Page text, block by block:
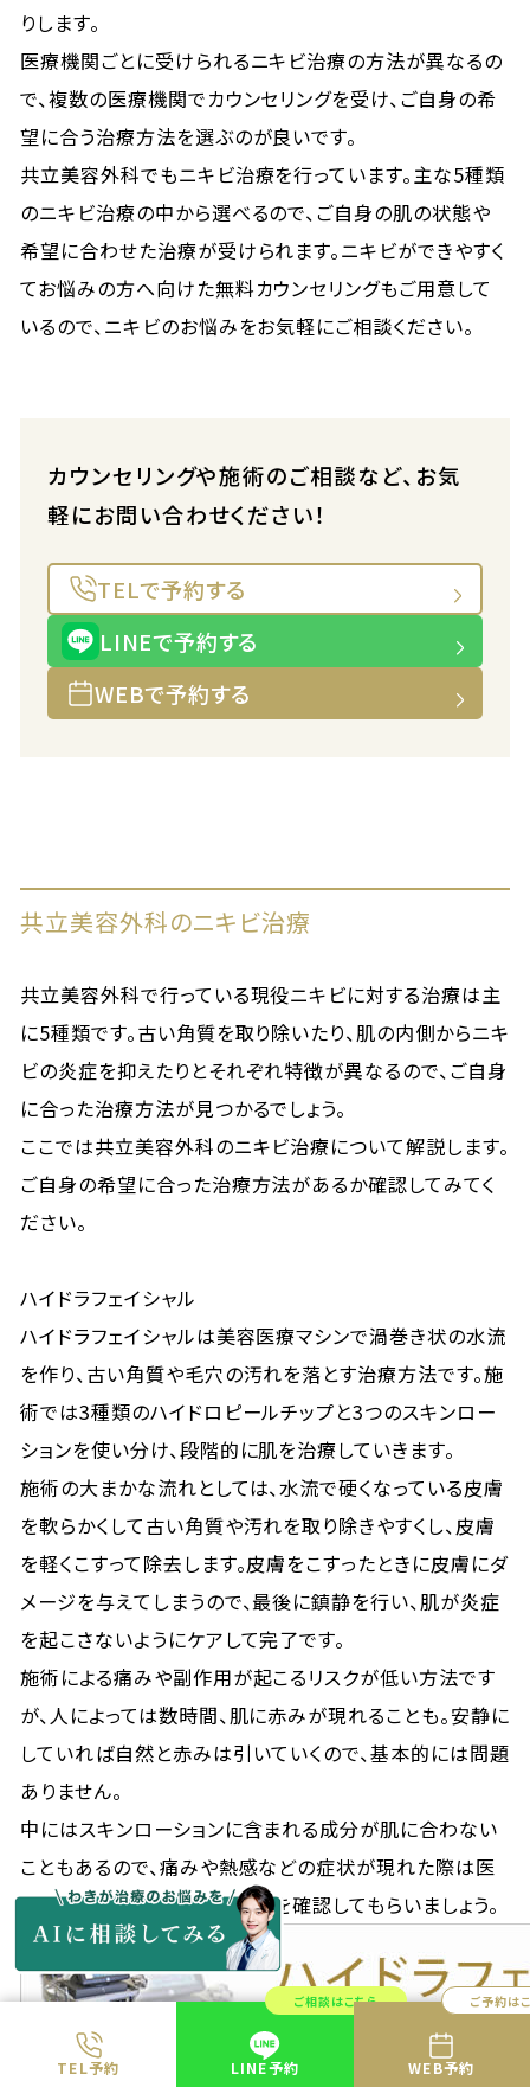
TEL予約
ご相談はこちら
LINE予約
ご予約は
WEB予約
りします。
医療機関ごとに受けられるニキビ治療の方法が異なるの
で、複数の医療機関でカウンセリングを受け、ご自身の希
望に合う治療方法を選ぶのが良いです。
共立美容外科でもニキビ治療を行っています。主な5種類
のニキビ治療の中から選べるので、ご自身の肌の状態や
希望に合わせた治療が受けられます。ニキビができやすく
てお悩みの方へ向けた無料カウンセリングもご用意して
いるので、ニキビのお悩みをお気軽にご相談ください。
カウンセリングや施術のご相談など、お気
軽にお問い合わせください！
TELで予約する
LINEで予約する
WEBで予約する
共立美容外科のニキビ治療
共立美容外科で行っている現役ニキビに対する治療は主
に5種類です。古い角質を取り除いたり、肌の内側からニキ
ビの炎症を抑えたりとそれぞれ特徴が異なるので、ご自身
に合った治療方法が見つかるでしょう。
ここでは共立美容外科のニキビ治療について解説します。
ご自身の希望に合った治療方法があるか確認してみてく
ださい。
ハイドラフェイシャル
ハイドラフェイシャルは美容医療マシンで渦巻き状の水流
を作り、古い角質や毛穴の汚れを落とす治療方法です。施
術では3種類のハイドロピールチップと3つのスキンロー
ションを使い分け、段階的に肌を治療していきます。
施術の大まかな流れとしては、水流で硬くなっている皮膚
を軟らかくして古い角質や汚れを取り除きやすくし、皮膚
を軽くこすって除去します。皮膚をこすったときに皮膚にダ
メージを与えてしまうので、最後に鎮静を行い、肌が炎症
を起こさないようにケアして完了です。
施術による痛みや副作用が起こるリスクが低い方法です
が、人によっては数時間、肌に赤みが現れることも。安静に
していれば自然と赤みは引いていくので、基本的には問題
ありません。
中にはスキンローションに含まれる成分が肌に合わない
こともあるので、痛みや熱感などの症状が現れた際は医
師に相談して施術箇所の状態を確認してもらいましょう。